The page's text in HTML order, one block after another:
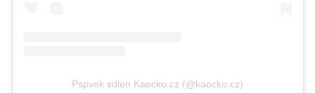
Pspvek sdlen Kaocko.cz (@kaocko.cz)